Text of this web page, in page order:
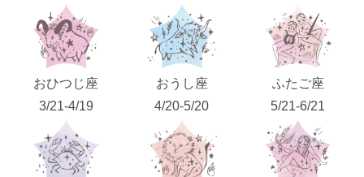
おひつじ座
3/21-4/19
おうし座
4/20-5/20
ふたご座
5/21-6/21